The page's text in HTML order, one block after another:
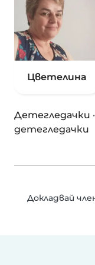
Цветелина
Детегледачки ·
детегледачки
Докладвай